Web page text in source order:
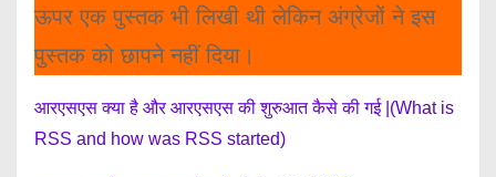
ऊपर एक पुस्तक भी लिखी थी लेकिन अंग्रेजों ने इस
पुस्तक को छापने नहीं दिया।
आरएसएस क्या है और आरएसएस की शुरुआत कैसे की गई |(What is
RSS and how was RSS started)